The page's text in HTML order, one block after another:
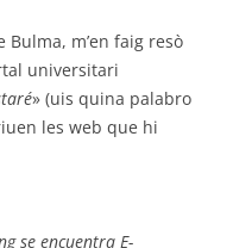
m’en faig resò
universitari
» (uis quina palabro
les web que hi
se encuentra E-